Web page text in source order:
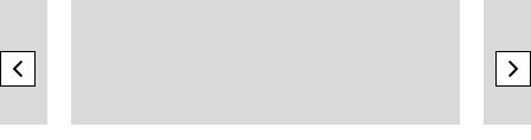
previous element